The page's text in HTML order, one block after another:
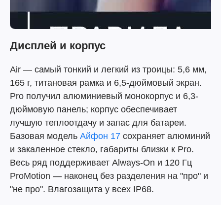
Дисплей и корпус
Air — самый тонкий и легкий из троицы: 5,6 мм,
165 г, титановая рамка и 6,5-дюймовый экран.
Pro получил алюминиевый монокорпус и 6,3-
дюймовую панель; корпус обеспечивает
лучшую теплоотдачу и запас для батареи.
Базовая модель Айфон 17 сохраняет алюминий
и закаленное стекло, габариты близки к Pro.
Весь ряд поддерживает Always-On и 120 Гц
ProMotion — наконец без разделения на "про" и
"не про". Влагозащита у всех IP68.